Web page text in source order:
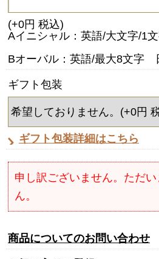
(+0円 税込)
Aイニシャル：英語/大文字/1
Bオーバル：英語/最大8文字
ギフト包装
ギフト包装詳細はこちら
申し訳ございません。ただ
ん。
商品についてのお問い合わせ